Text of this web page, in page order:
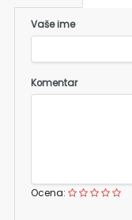
Vaše ime
Komentar
Ocena: